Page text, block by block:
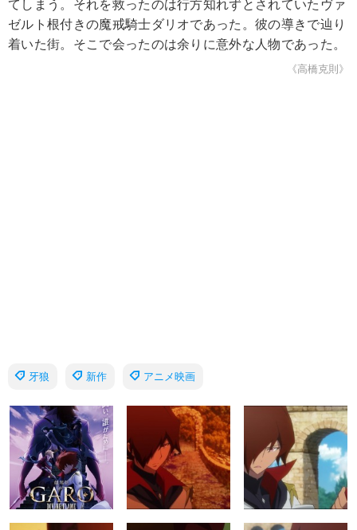
てしまう。それを救ったのは行方知れずとされていたヴァ
ゼルト根付きの魔戒騎士ダリオであった。彼の導きで辿り
着いた街。そこで会ったのは余りに意外な人物であった。
《高橋克則》
牙狼 新作 アニメ映画